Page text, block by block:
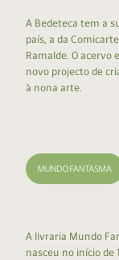
A Bedeteca tem a
país, a da
Ramalde. O acervo
novo projecto de
à nona arte.
A livraria Mundo
nasceu no início de